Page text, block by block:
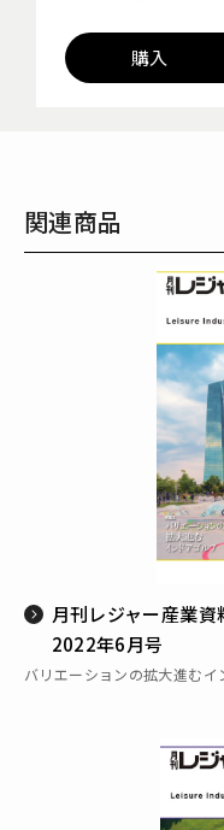
購入
関連商品
月刊レジャー産業資
2022年6月号
バリエーションの拡大進むイ